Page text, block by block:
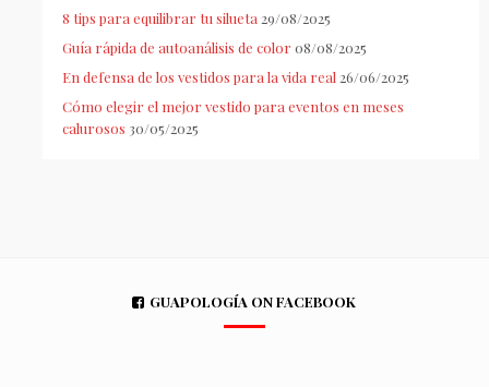
8 tips para equilibrar tu silueta 29/08/2025
Guía rápida de autoanálisis de color 08/08/2025
En defensa de los vestidos para la vida real 26/06/2025
Cómo elegir el mejor vestido para eventos en meses
calurosos 30/05/2025
GUAPOLOGÍA ON FACEBOOK